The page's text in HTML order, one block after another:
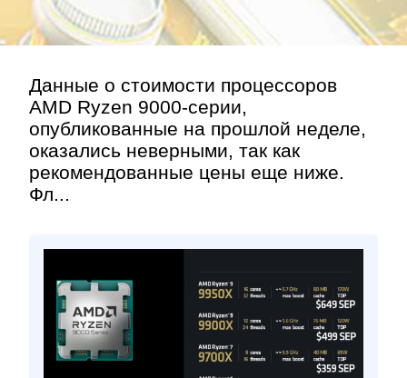
Данные о стоимости процессоров
AMD Ryzen 9000-серии,
опубликованные на прошлой неделе,
оказались неверными, так как
рекомендованные цены еще ниже.
Фл...
Контакт»